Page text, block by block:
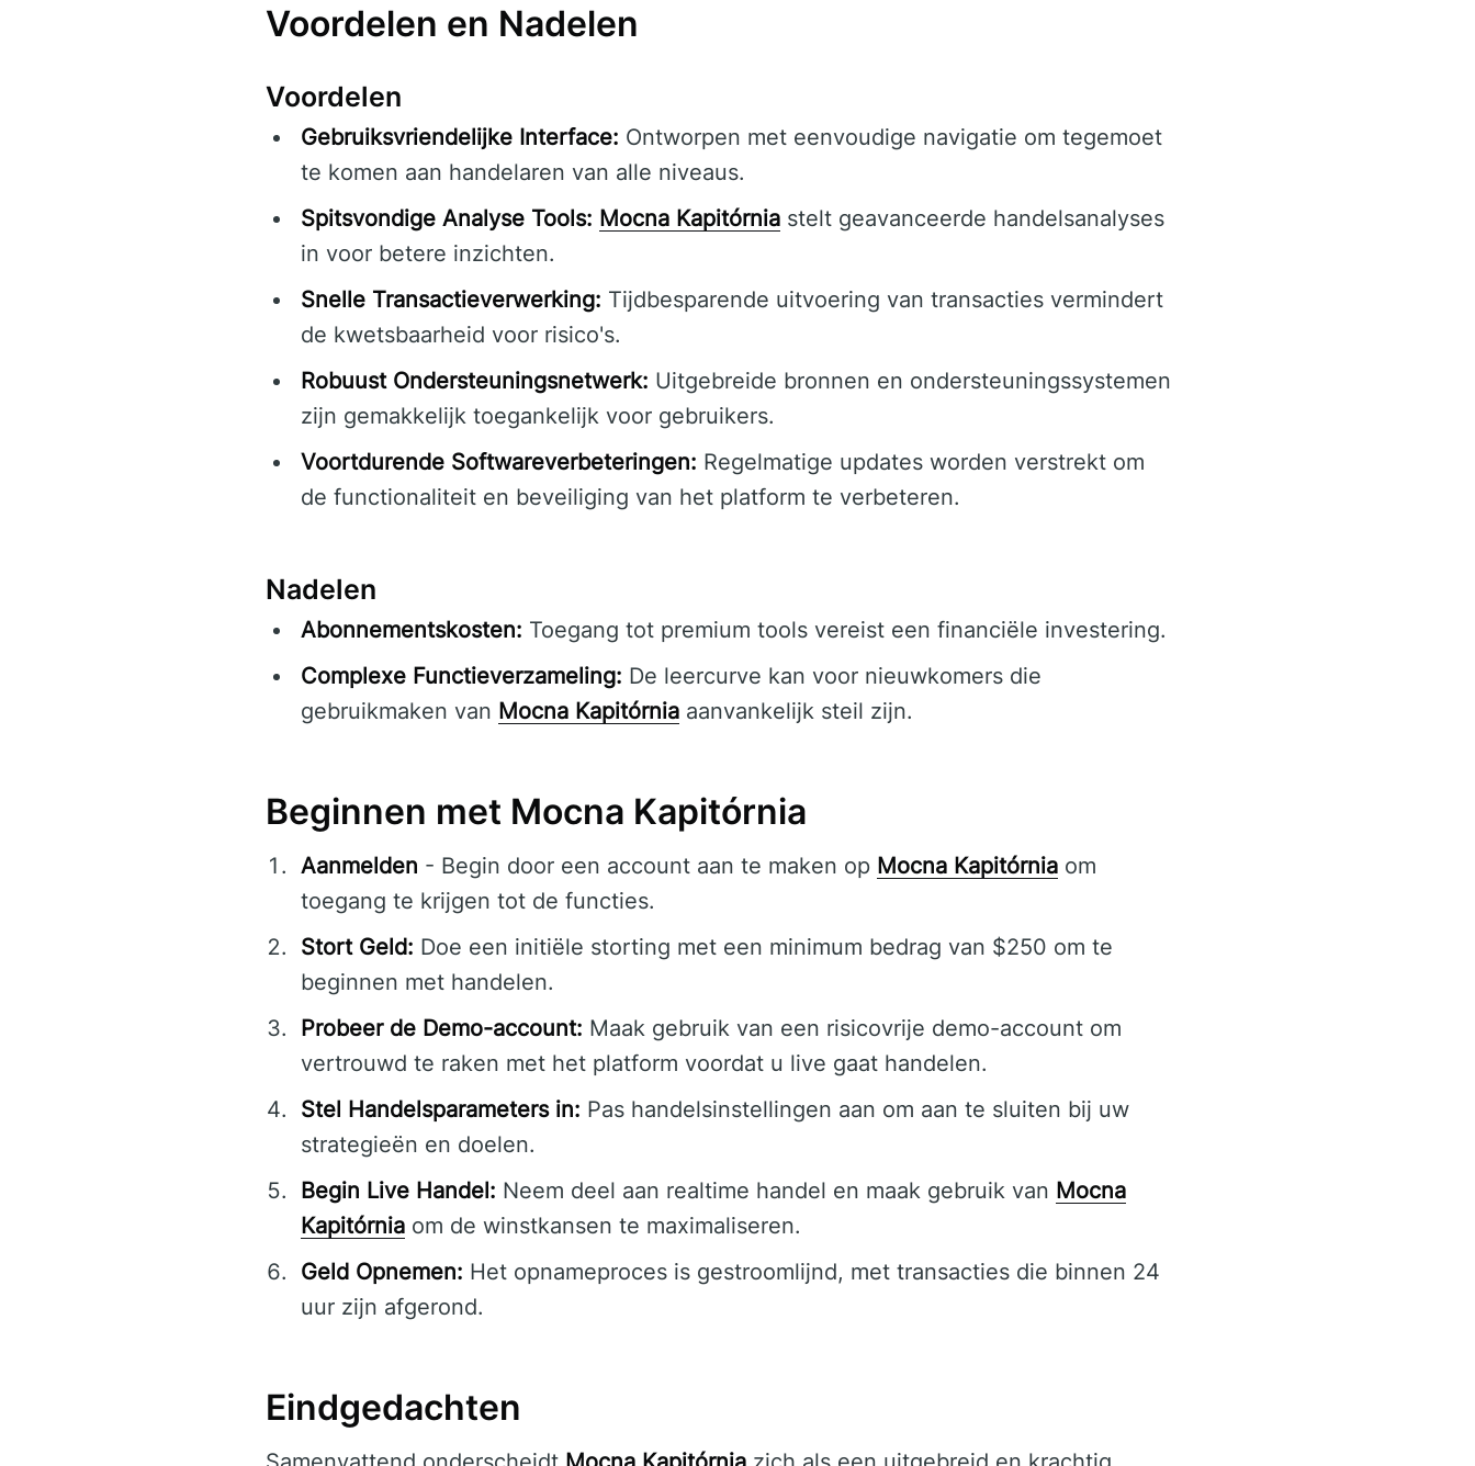
Voordelen en Nadelen
Voordelen
Gebruiksvriendelijke Interface: Ontworpen met eenvoudige navigatie om tegemoet
te komen aan handelaren van alle niveaus.
Spitsvondige Analyse Tools: Mocna Kapitórnia stelt geavanceerde handelsanalyses
in voor betere inzichten.
Snelle Transactieverwerking: Tijdbesparende uitvoering van transacties vermindert
de kwetsbaarheid voor risico's.
Robuust Ondersteuningsnetwerk: Uitgebreide bronnen en ondersteuningssystemen
zijn gemakkelijk toegankelijk voor gebruikers.
Voortdurende Softwareverbeteringen: Regelmatige updates worden verstrekt om
de functionaliteit en beveiliging van het platform te verbeteren.
Nadelen
Abonnementskosten: Toegang tot premium tools vereist een financiële investering.
Complexe Functieverzameling: De leercurve kan voor nieuwkomers die
gebruikmaken van Mocna Kapitórnia aanvankelijk steil zijn.
Beginnen met Mocna Kapitórnia
Aanmelden - Begin door een account aan te maken op Mocna Kapitórnia om
toegang te krijgen tot de functies.
Stort Geld: Doe een initiële storting met een minimum bedrag van $250 om te
beginnen met handelen.
Probeer de Demo-account: Maak gebruik van een risicovrije demo-account om
vertrouwd te raken met het platform voordat u live gaat handelen.
Stel Handelsparameters in: Pas handelsinstellingen aan om aan te sluiten bij uw
strategieën en doelen.
Begin Live Handel: Neem deel aan realtime handel en maak gebruik van Mocna
Kapitórnia om de winstkansen te maximaliseren.
Geld Opnemen: Het opnameproces is gestroomlijnd, met transacties die binnen 24
uur zijn afgerond.
Eindgedachten